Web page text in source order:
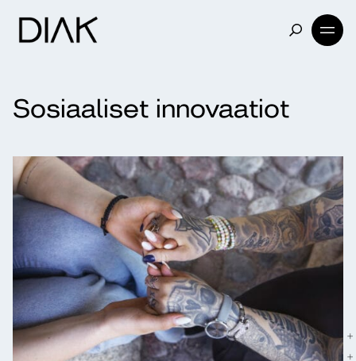
Sosiaaliset innovaatiot